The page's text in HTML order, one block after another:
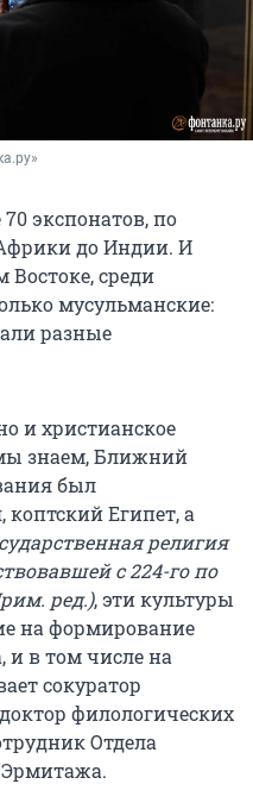
экспонатов, по
до Индии. И
Востоке, среди
мусульманские:
разные
и христианское
знаем, Ближний
был
Египет, а
религия
с 224-го по
ред.), эти культуры
на формирование
и в том числе на
сокуратор
филологических
Отдела
Эрмитажа.